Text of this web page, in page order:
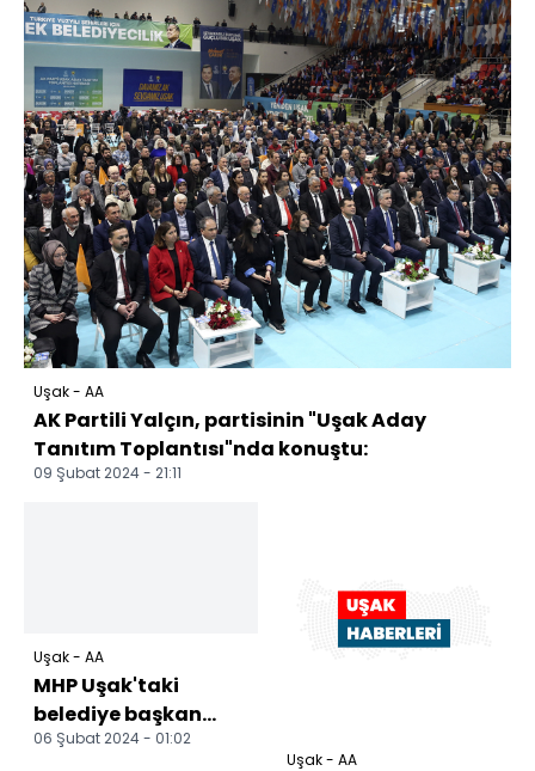
Uşak - AA
AK Partili Yalçın, partisinin "Uşak Aday
Tanıtım Toplantısı"nda konuştu:
09 Şubat 2024 - 21:11
Uşak - AA
MHP Uşak'taki
belediye başkan
adaylarını tanıttı
06 Şubat 2024 - 01:02
Uşak - AA